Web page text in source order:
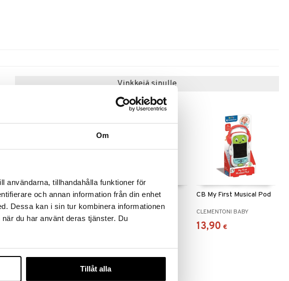
Om
användarna, tillhandahålla funktioner för
och annan information från din enhet
Dessa kan i sin tur kombinera informationen
du har använt deras tjänster. Du
Tillåt alla
Vinkkejä sinulle
CB Animal Spinny Top
CLEMENTONI BABY
CB Baby Microphone
CLEMENTONI BABY
CB My First Musical Pod
CLEMENTONI BABY
13,90 €